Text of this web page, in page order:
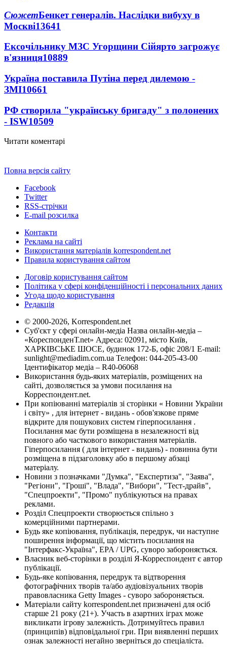
СюжетБенкет генералів. Наслідки вибуху в
Москві13641
Ексочільнику МЗС Угорщини Сійярто загрожує
в'язниця10889
Україна поставила Путіна перед дилемою -
ЗМІ10661
РФ створила "українську бригаду" з полонених
- ISW10509
Читати коментарі
Повна версія сайту
Facebook
Twitter
RSS-стрічки
E-mail розсилка
Контакти
Реклама на сайті
Використання матеріалів korrespondent.net
Правила користування сайтом
Договір користування сайтом
Політика у сфері конфіденційності і персональних даних
Угода щодо користування
Редакція
© 2000-2026, Korrespondent.net
Суб'єкт у сфері онлайн-медіа Назва онлайн-медіа –
«КореспонденТ.net» Адреса: 02091, місто Київ,
ХАРКІВСЬКЕ ШОСЕ, будинок 172-Б, офіс 208/1 E-mail:
sunlight@mediadim.com.ua Телефон: 044-205-43-00
Ідентифікатор медіа – R40-06068
Використання будь-яких матеріалів, розміщених на
сайті, дозволяється за умови посилання на
Корреспондент.net.
При копіюванні матеріалів зі сторінки « Новини України
і світу» , для інтернет - видань - обов'язкове пряме
відкрите для пошукових систем гіперпосилання .
Посилання має бути розміщена в незалежності від
повного або часткового використання матеріалів.
Гіперпосилання ( для інтернет - видань) - повинна бути
розміщена в підзаголовку або в першому абзаці
матеріалу.
Новини з позначками "Думка", "Експертиза", "Заява",
"Регіони", "Гроші", "Влада", "Вибори", "Тест-драйв",
"Спецпроекти", "Промо" публікуються на правах
реклами.
Розділ Спецпроекти створюється спільно з
комерційними партнерами.
Будь яке копіювання, публікація, передрук, чи наступне
поширення інформації, що містить посилання на
"Інтерфакс-Україна", EPA / UPG, суворо забороняється.
Власник веб-сторінки в розділі Я-Корреспондент є автор
публікації.
Будь-яке копіювання, передрук та відтворення
фотографічних творів та/або аудіовізуальних творів
правовласника Getty Images - суворо забороняється.
Матеріали сайту korrespondent.net призначені для осіб
старше 21 року (21+). Участь в азартних іграх може
викликати ігрову залежність. Дотримуйтесь правил
(принципів) відповідальної гри. При виявленні перших
ознак залежності негайно зверніться до спеціаліста.